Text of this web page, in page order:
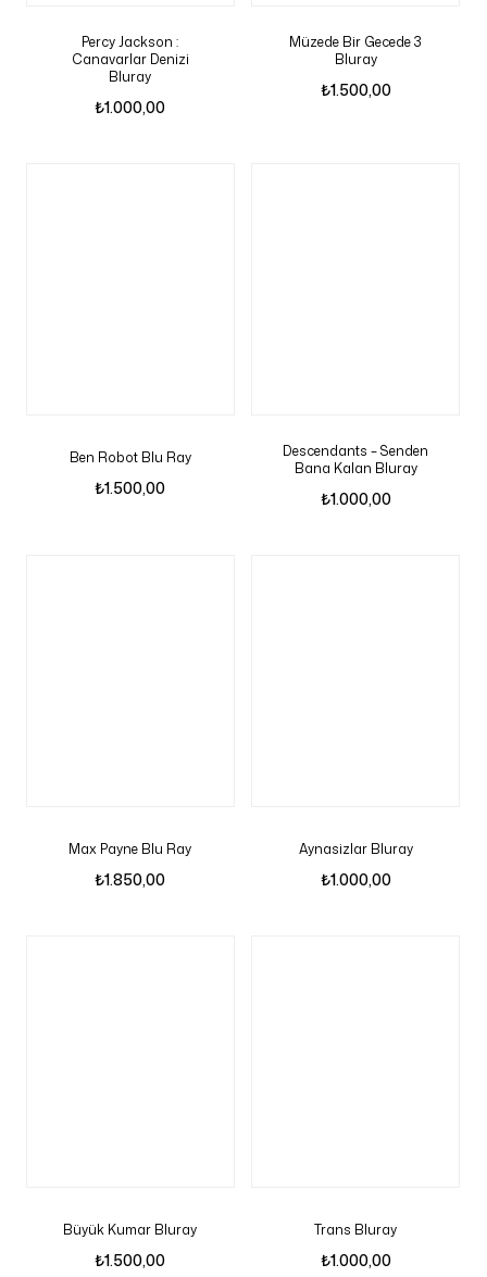
Percy Jackson :
Canavarlar Denizi
Bluray
₺1.000,00
Müzede Bir Gecede 3
Bluray
₺1.500,00
Ben Robot Blu Ray
₺1.500,00
Descendants – Senden
Bana Kalan Bluray
₺1.000,00
Max Payne Blu Ray
₺1.850,00
Aynasizlar Bluray
₺1.000,00
Büyük Kumar Bluray
₺1.500,00
Trans Bluray
₺1.000,00